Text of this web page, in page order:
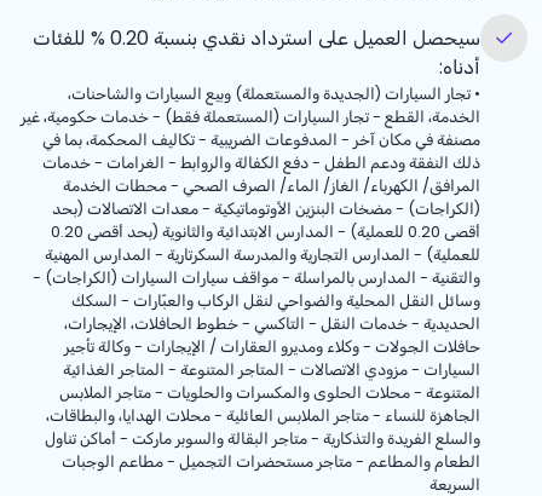
سيحصل العميل على استرداد نقدي بنسبة% 0.20 للفئات
أدناه:
• تجار السيارات (الجديدة والمستعملة) وبيع السيارات والشاحنات،
الخدمة، القطع - تجار السيارات (المستعملة فقط) - خدمات حكومية، غير
مصنفة في مكان آخر - المدفوعات الضريبية - تكاليف المحكمة، بما في
ذلك النفقة ودعم الطفل - دفع الكفالة والروابط - الغرامات - خدمات
المرافق/ الكهرباء/ الغاز/ الماء/ الصرف الصحي - محطات الخدمة
(الكراجات) - مضخات البنزين الأوتوماتيكية - معدات الاتصالات (بحد
أقصى 0.20 للعملية) - المدارس الابتدائية والثانوية (بحد أقصى 0.20
للعملية) - المدارس التجارية والمدرسة السكرتارية - المدارس المهنية
والتقنية - المدارس بالمراسلة - مواقف سيارات السيارات (الكراجات) -
وسائل النقل المحلية والضواحي لنقل الركاب والعبّارات - السكك
الحديدية - خدمات النقل - التاكسي - خطوط الحافلات، الإيجارات،
حافلات الجولات - وكلاء ومديرو العقارات / الإيجارات - وكالة تأجير
السيارات - مزودي الاتصالات - المتاجر المتنوعة - المتاجر الغذائية
المتنوعة - محلات الحلوى والمكسرات والحلويات - متاجر الملابس
الجاهزة للنساء - متاجر الملابس العائلية - محلات الهدايا، والبطاقات،
والسلع الفريدة والتذكارية - متاجر البقالة والسوبر ماركت - أماكن تناول
الطعام والمطاعم - متاجر مستحضرات التجميل - مطاعم الوجبات
السريعة